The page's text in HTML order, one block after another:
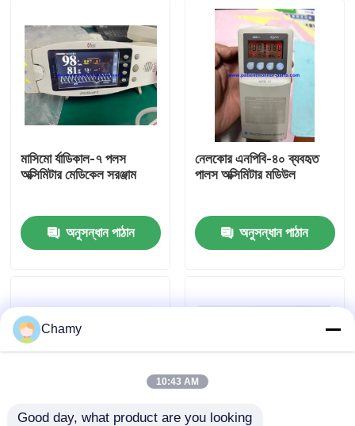
ভিডিও
আমাদের সম্পর্কে
কারখানা ভ্রমণ
মান নিয়ন্ত্রণ
উদ্ধৃতির জন্য আবেদন
রোগীর মনিটর মডিউল
মাসিমো র্যাডিকাল-৭ পলস
অক্সিমিটার মেডিকেল সরঞ্জাম
অনুসন্ধান পাঠান
নেলকোর এনপিবি-৪০ ব্যবহৃত
পালস অক্সিমিটার মডিউল
অনুসন্ধান পাঠান
Chamy
10:43 AM
Good day, what product are you looking